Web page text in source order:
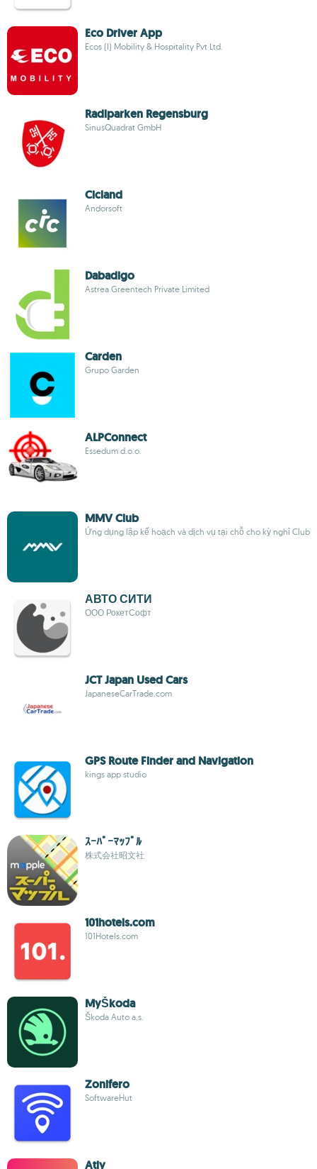
Eco Driver App
Ecos (I) Mobility & Hospitality Pvt Ltd.
Radlparken Regensburg
SinusQuadrat GmbH
Cicland
Andorsoft
Dabadigo
Astrea Greentech Private Limited
Carden
Grupo Garden
ALPConnect
Essedum d.o.o.
MMV Club
Ứng dụng lập kế hoạch và dịch vụ tại chỗ cho kỳ nghỉ Club
АВТО СИТИ
ООО РокетСофт
JCT Japan Used Cars
JapaneseCarTrade.com
GPS Route Finder and Navigation
kings app studio
ｽｰﾊﾟｰﾏｯﾌﾟﾙ
株式会社昭文社
101hotels.com
101Hotels.com
MyŠkoda
Škoda Auto a.s.
Zonifero
SoftwareHut
Atly